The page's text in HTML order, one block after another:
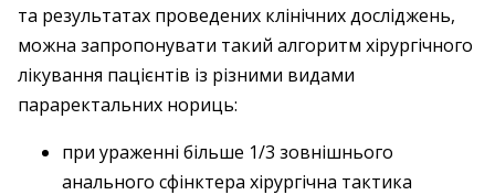
та результатах проведених клінічних досліджень,
можна запропонувати такий алгоритм хірургічного
лікування пацієнтів із різними видами
параректальних нориць:
при ураженні більше 1/3 зовнішнього
анального сфінктера хірургічна тактика